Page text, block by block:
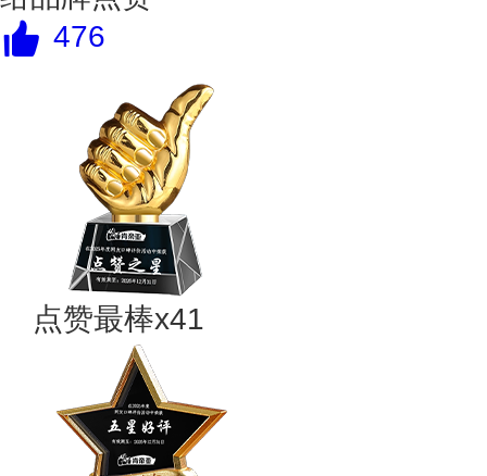
476
点赞最棒x41